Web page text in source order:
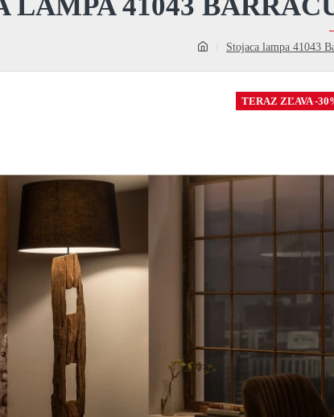
Stojaca lampa 41043
TERAZ ZĽAVA -